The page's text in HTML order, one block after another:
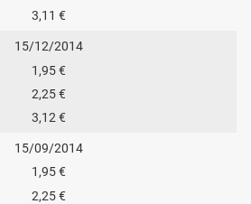
3,11 €
15/12/2014
1,95 €
2,25 €
3,12 €
15/09/2014
1,95 €
2,25 €